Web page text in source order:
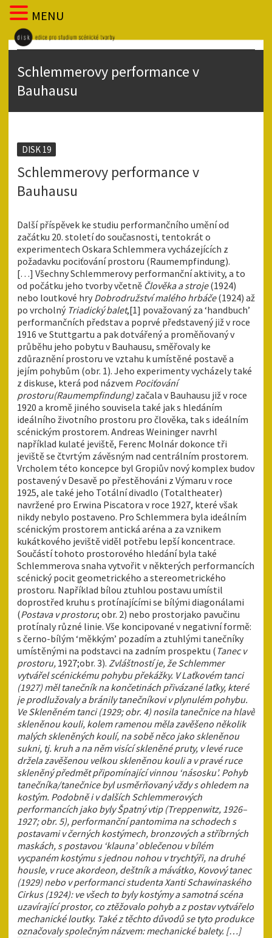
Schlemmerovy performance v
Bauhausu
DISK 19
Schlemmerovy performance v
Bauhausu
Další příspěvek ke studiu performančního umění od
začátku 20. století do současnosti, tentokrát o
experimentech Oskara Schlemmera vycházejících z
požadavku pociťování prostoru (Raumempfindung).
[…] Všechny Schlemmerovy performanční aktivity, a to
od počátku jeho tvorby včetně Člověka a stroje(1924)
nebo loutkové hry Dobrodružství malého hrbáče(1924) až
po vrcholný Triadický balet,[1] považovaný za ‘handbuch’
performančních představ a poprvé představený již v roce
1916 ve Stuttgartu a pak dotvářený a proměňovaný v
průběhu jeho pobytu v Bauhausu, směřovaly ke
zdůraznění prostoru ve vztahu k umístěné postavě a
jejím pohybům (obr. 1). Jeho experimenty vycházely také
z diskuse, která pod názvem Pociťování
prostoru(Raumempfindung) začala v Bauhausu již v roce
1920 a kromě jiného souvisela také jak s hledáním
ideálního životního prostoru pro člověka, tak s ideálním
scénickým prostorem. Andreas Weininger navrhl
například kulaté jeviště, Ferenc Molnár dokonce tři
jeviště se čtvrtým závěsným nad centrálním prostorem.
Vrcholem této koncepce byl Gropiův nový komplex budov
postavený v Desavě po přestěhováni z Výmaru v roce
1925, ale také jeho Totální divadlo (Totaltheater)
navržené pro Erwina Piscatora v roce 1927, které však
nikdy nebylo postaveno. Pro Schlemmera byla ideálním
scénickým prostorem antická aréna a za vznikem
kukátkového jeviště viděl potřebu lepší koncentrace.
Součástí tohoto prostorového hledání byla také
Schlemmerova snaha vytvořit v některých performancích
scénický pocit geometrického a stereometrického
prostoru. Například bílou ztuhlou postavu umístil
doprostřed kruhu s protínajícími se bílými diagonálami
(Postava v prostoru; obr. 2) nebo prostorjako pavučinu
protínaly různé linie. Vše koncipované v negativní formě:
s černo-bílým ‘měkkým’ pozadím a ztuhlými tanečníky
umístěnými na podstavci na zadním prospektu ( Tanec v
prostoru, 1927;obr. 3). Zvláštností je, že Schlemmer
vytvářel scénickému pohybu překážky. V Laťkovém tanci
(1927) měl tanečník na končetinách přivázané laťky, které
je prodlužovaly a bránily tanečníkovi v plynulém pohybu.
Ve Skleněném tanci (1929; obr. 4) nosila tanečnice na hlavě
skleněnou kouli, kolem ramenou měla zavěšeno několik
malých skleněných koulí, na sobě něco jako skleněnou
sukni, tj. kruh a na něm visící skleněné pruty, v levé ruce
držela zavěšenou velkou skleněnou kouli a v pravé ruce
skleněný předmět připomínající vinnou ‘násosku’. Pohyb
tanečníka/tanečnice byl usměrňovaný vždy s ohledem na
kostým. Podobně i v dalších Schlemmerových
performancích jako byly Špatný vtip (Treppenwitz, 1926–
1927; obr. 5), performanční pantomima na schodech s
postavami v černých kostýmech, bronzových a stříbrných
maskách, s postavou ‘klauna’ oblečenou v bílém
vycpaném kostýmu s jednou nohou v trychtýři, na druhé
housle, v ruce akordeon, deštník a mávátko, Kovový tanec
(1929) nebo v performanci studenta Xanti Schawinaského
Cirkus (1924): ve všech to byly kostýmy a samotná scéna
uzavírající prostor, co ztěžovalo pohyb a z postav vytvářelo
mechanické loutky. Také z těchto důvodů se tyto produkce
označovaly společným názvem: mechanické balety. […]
MENU